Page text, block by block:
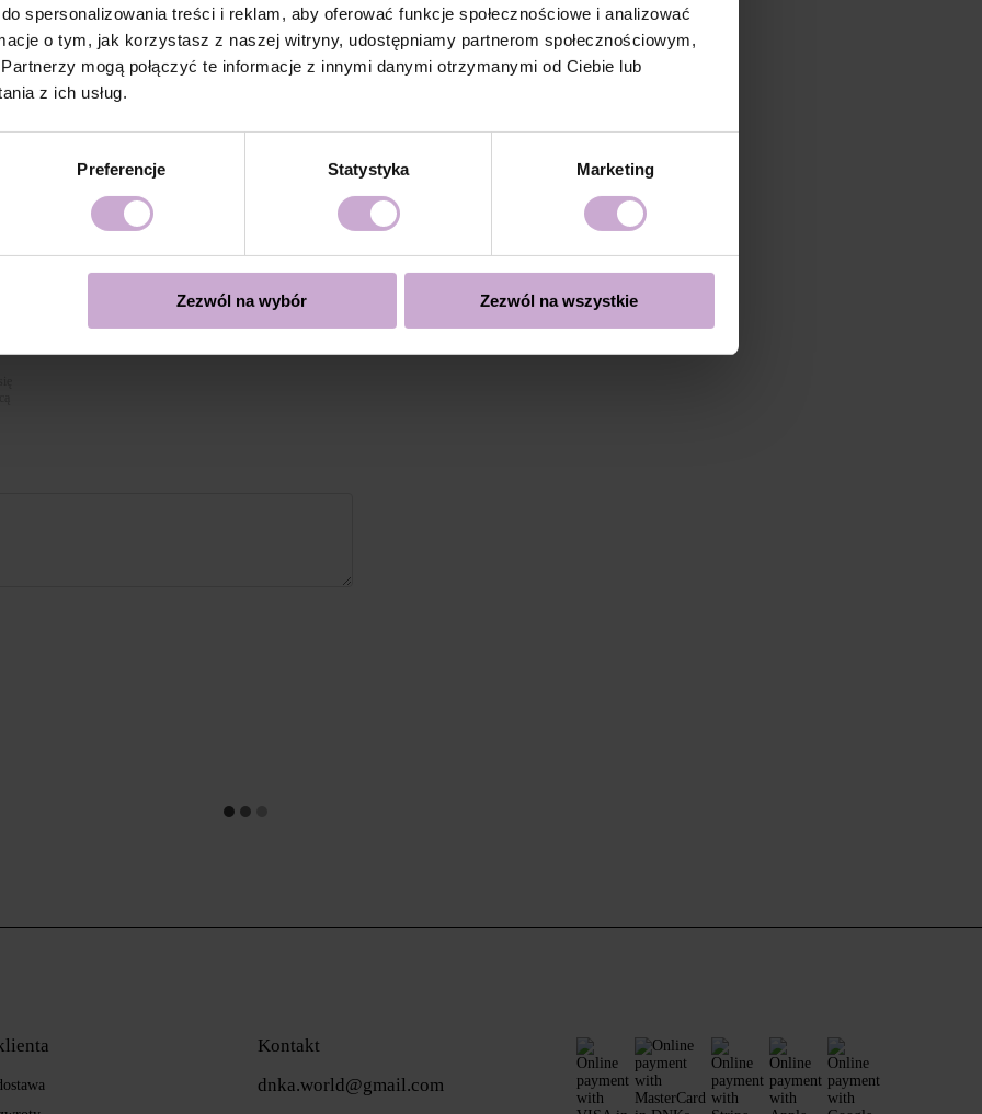
spersonalizowania treści i reklam, aby oferować funkcje społecznościowe i analizować
o tym, jak korzystasz z naszej witryny, udostępniamy partnerom społecznościowym,
mogą połączyć te informacje z innymi danymi otrzymanymi od Ciebie lub
z ich usług.
Preferencje Statystyka Marketing
Zezwól na wybór Zezwól na wszystkie
dodatkowej przyczepności.
Base i utwardzić w lampie LED 48W/36 W przez
i utwardzić w lampie LED 48W/36W przez 60/120
powłoki, zaleca się aplikacja drugiej warstwy z
LED 48W/36w przez 120 sekund dla doskonałego
lub poprzez piłowanie.
Kontakt
dnka.world@gmail.com